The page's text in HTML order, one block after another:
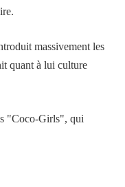
massivement les
quant à lui culture
"Coco-Girls", qui